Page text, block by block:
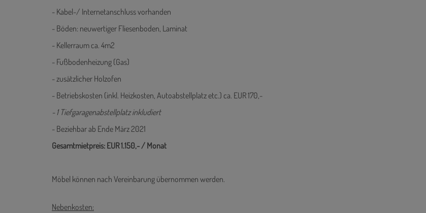
- Kabel-/ Internetanschluss vorhanden
- Böden: neuwertiger Fliesenboden, Laminat
- Kellerraum ca. 4m2
- Fußbodenheizung (Gas)
- zusätzlicher Holzofen
- Betriebskosten (inkl. Heizkosten, Autoabstellplatz etc.) ca. EUR 170,-
- 1 Tiefgaragenabstellplatz inkludiert
- Beziehbar ab Ende März 2021
Gesamtmietpreis: EUR 1.150,- / Monat
Möbel können nach Vereinbarung übernommen werden.
Nebenkosten: